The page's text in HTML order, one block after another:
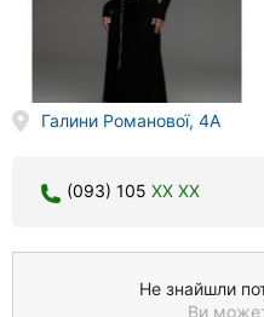
Галини Романової, 4А
(093) 105 XX XX
Не знайшли
Ви